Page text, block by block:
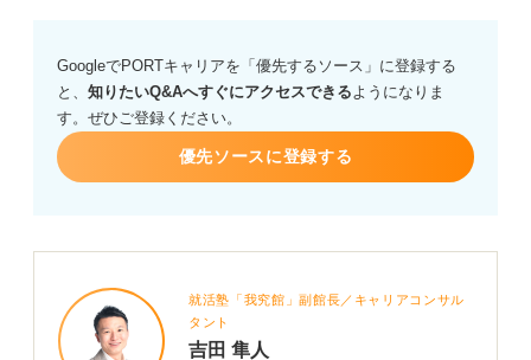
すことはできるのでしょうか？ いろいろ聞いてしまった
のですが、ぜひアドバイスよろしくお願いします。
GoogleでPORTキャリアを「優先するソース」に登録する
と、 知りたいQ&Aへすぐにアクセスできるようになりま
す。ぜひご登録ください。
優先ソースに登録する
就活塾「我究館」副館長／キャリアコンサル
タント
吉田 隼人